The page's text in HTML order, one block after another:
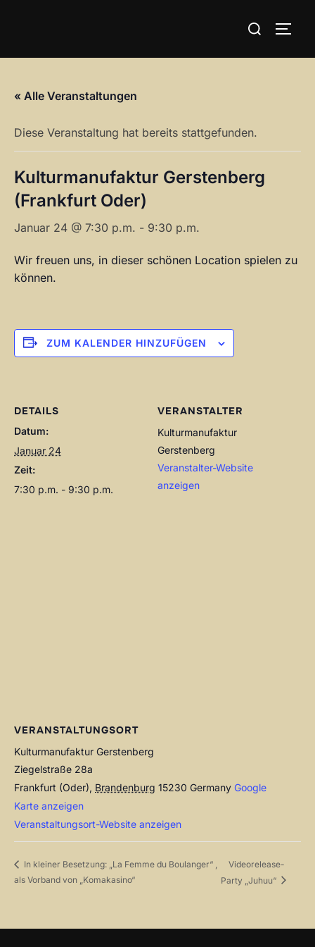
Suchen
« Alle Veranstaltungen
Diese Veranstaltung hat bereits stattgefunden.
Kulturmanufaktur Gerstenberg
(Frankfurt Oder)
Januar 24 @ 7:30 p.m. - 9:30 p.m.
Wir freuen uns, in dieser schönen Location spielen zu
können.
ZUM KALENDER HINZUFÜGEN
DETAILS
Datum:
Januar 24
Zeit:
7:30 p.m. - 9:30 p.m.
VERANSTALTER
Kulturmanufaktur
Gerstenberg
Veranstalter-Website
anzeigen
VERANSTALTUNGSORT
Kulturmanufaktur Gerstenberg
Ziegelstraße 28a
Frankfurt (Oder), Brandenburg 15230 Germany Google
Karte anzeigen
Veranstaltungsort-Website anzeigen
In kleiner Besetzung: „La Femme du Boulanger“ ,
als Vorband von „Komakasino“
Videorelease-
Party „Juhuu“